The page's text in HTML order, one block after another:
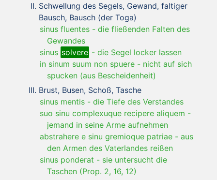
Schwellung des Segels, Gewand, faltiger
Bausch, Bausch (der Toga)
sinus fluentes - die fließenden Falten des
Gewandes
sinus solvere - die Segel locker lassen
in sinum suum non spuere - nicht auf sich
spucken (aus Bescheidenheit)
Brust, Busen, Schoß, Tasche
sinus mentis - die Tiefe des Verstandes
suo sinu complexuque recipere aliquem -
jemand in seine Arme aufnehmen
abstrahere e sinu gremioque patriae - aus
den Armen des Vaterlandes reißen
sinus ponderat - sie untersucht die
Taschen (Prop. 2, 16, 12)